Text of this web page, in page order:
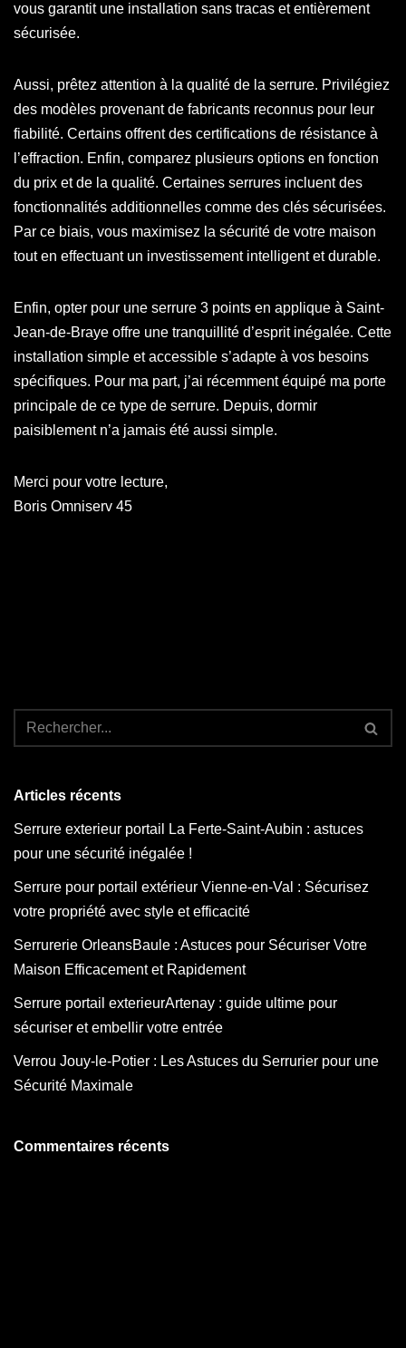
vous garantit une installation sans tracas et entièrement
sécurisée.
Aussi, prêtez attention à la qualité de la serrure. Privilégiez
des modèles provenant de fabricants reconnus pour leur
fiabilité. Certains offrent des certifications de résistance à
l’effraction. Enfin, comparez plusieurs options en fonction
du prix et de la qualité. Certaines serrures incluent des
fonctionnalités additionnelles comme des clés sécurisées.
Par ce biais, vous maximisez la sécurité de votre maison
tout en effectuant un investissement intelligent et durable.
Enfin, opter pour une serrure 3 points en applique à Saint-
Jean-de-Braye offre une tranquillité d’esprit inégalée. Cette
installation simple et accessible s’adapte à vos besoins
spécifiques. Pour ma part, j’ai récemment équipé ma porte
principale de ce type de serrure. Depuis, dormir
paisiblement n’a jamais été aussi simple.
Merci pour votre lecture,
Boris Omniserv 45
Articles récents
Serrure exterieur portail La Ferte-Saint-Aubin : astuces
pour une sécurité inégalée !
Serrure pour portail extérieur Vienne-en-Val : Sécurisez
votre propriété avec style et efficacité
Serrurerie OrleansBaule : Astuces pour Sécuriser Votre
Maison Efficacement et Rapidement
Serrure portail exterieurArtenay : guide ultime pour
sécuriser et embellir votre entrée
Verrou Jouy-le-Potier : Les Astuces du Serrurier pour une
Sécurité Maximale
Commentaires récents